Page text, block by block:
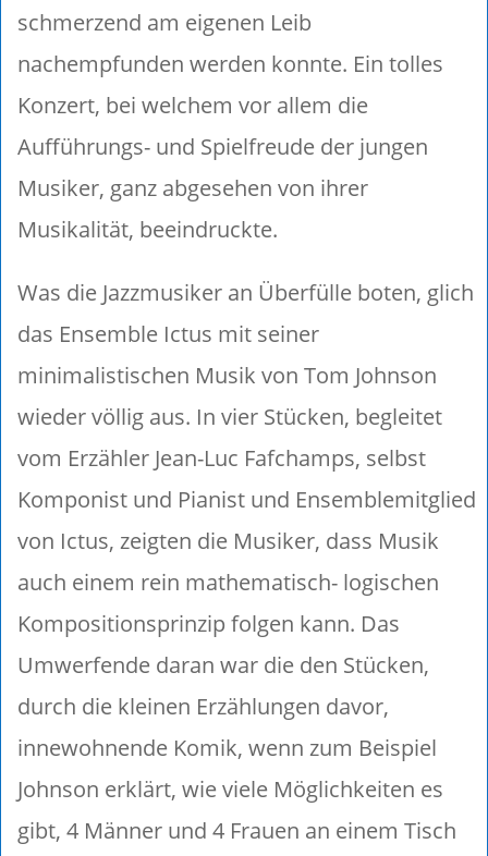
schmerzend am eigenen Leib
nachempfunden werden konnte. Ein tolles
Konzert, bei welchem vor allem die
Aufführungs- und Spielfreude der jungen
Musiker, ganz abgesehen von ihrer
Musikalität, beeindruckte.
Was die Jazzmusiker an Überfülle boten, glich
das Ensemble Ictus mit seiner
minimalistischen Musik von Tom Johnson
wieder völlig aus. In vier Stücken, begleitet
vom Erzähler Jean-Luc Fafchamps, selbst
Komponist und Pianist und Ensemblemitglied
von Ictus, zeigten die Musiker, dass Musik
auch einem rein mathematisch- logischen
Kompositionsprinzip folgen kann. Das
Umwerfende daran war die den Stücken,
durch die kleinen Erzählungen davor,
innewohnende Komik, wenn zum Beispiel
Johnson erklärt, wie viele Möglichkeiten es
gibt, 4 Männer und 4 Frauen an einem Tisch